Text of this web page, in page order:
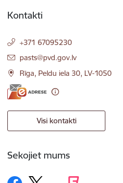
Kontakti
+371 67095230
E-pasts:
pasts@pvd.gov.lv
Rīga, Peldu iela 30, LV-1050
Visi kontakti
Sekojiet mums